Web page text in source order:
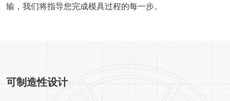
输，我们将指导您完成模具过程的每一步。
可制造性设计